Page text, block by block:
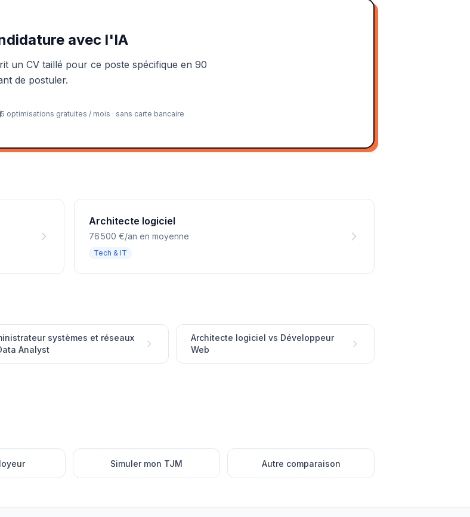
avec l'IA
un CV taillé pour ce poste spécifique en 90
de postuler.
5 optimisations gratuites / mois · sans carte bancaire
Architecte logiciel
76 500 €/an en moyenne
Tech & IT
systèmes et réseaux
Analyst
Architecte logiciel vs Développeur
Web
Simuler mon TJM Autre comparaison